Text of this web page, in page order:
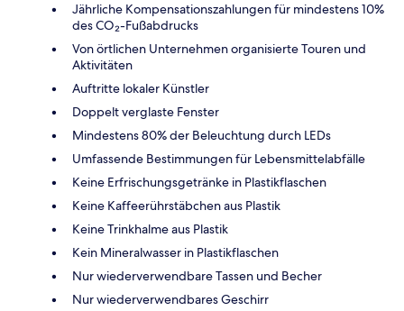
Jährliche Kompensationszahlungen für mindestens 10%
des CO₂-Fußabdrucks
Von örtlichen Unternehmen organisierte Touren und
Aktivitäten
Auftritte lokaler Künstler
Doppelt verglaste Fenster
Mindestens 80% der Beleuchtung durch LEDs
Umfassende Bestimmungen für Lebensmittelabfälle
Keine Erfrischungsgetränke in Plastikflaschen
Keine Kaffeerührstäbchen aus Plastik
Keine Trinkhalme aus Plastik
Kein Mineralwasser in Plastikflaschen
Nur wiederverwendbare Tassen und Becher
Nur wiederverwendbares Geschirr